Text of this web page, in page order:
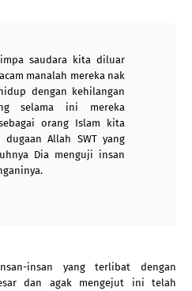
saudara kita diluar
manalah mereka nak
dengan kehilangan
selama ini mereka
orang Islam kita
Allah SWT yang
Dia menguji insan
insan yang terlibat dengan
dan agak mengejut ini telah